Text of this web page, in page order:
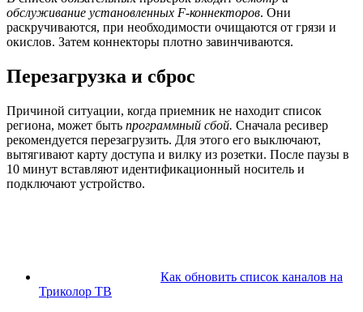
обслуживание установленных F-коннекторов. Они
раскручиваются, при необходимости очищаются от грязи и
окислов. Затем коннекторы плотно завинчиваются.
Перезагрузка и сброс
Причиной ситуации, когда приемник не находит список
региона, может быть программный сбой. Сначала ресивер
рекомендуется перезагрузить. Для этого его выключают,
вытягивают карту доступа и вилку из розетки. После паузы в
10 минут вставляют идентификационный носитель и
подключают устройство.
Как обновить список каналов на
Триколор ТВ